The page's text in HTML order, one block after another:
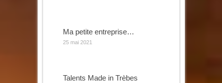
Ma petite entreprise…
25 mai 2021
Talents Made in Trèbes